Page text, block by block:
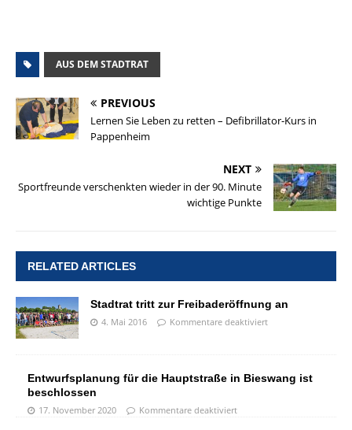
AUS DEM STADTRAT
PREVIOUS
Lernen Sie Leben zu retten – Defibrillator-Kurs in
Pappenheim
NEXT
Sportfreunde verschenkten wieder in der 90. Minute
wichtige Punkte
RELATED ARTICLES
Stadtrat tritt zur Freibaderöffnung an
4. Mai 2016 Kommentare deaktiviert
Entwurfsplanung für die Hauptstraße in Bieswang ist
beschlossen
17. November 2020 Kommentare deaktiviert